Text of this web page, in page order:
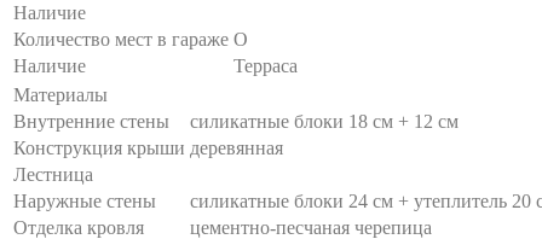
Наличие
Количество мест в гараже O
Наличие
Терраса
Материалы
Внутренние стены
силикатные блоки 18 см + 12 см
Конструкция крыши деревянная
Лестница
Наружные стены
силикатные блоки 24 см + утеплитель 20
Отделка кровля
цементно-песчаная черепица